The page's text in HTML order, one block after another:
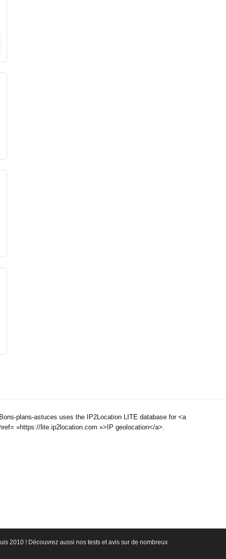
Bons-plans-astuces uses the IP2Location LITE database for <a
href= »https://lite.ip2location.com »>IP geolocation</a>.
2010 ! Découvrez aussi nos tests et avis sur de nombreux